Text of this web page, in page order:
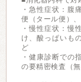
・急性症状：腹
便（タール便）
・慢性症状：慢
け、酸っぱいも
ど
・健康診断での
の要精密検査（無